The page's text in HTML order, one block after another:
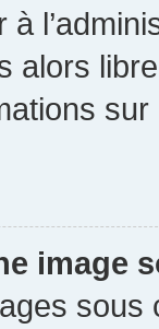
alors
image
sous